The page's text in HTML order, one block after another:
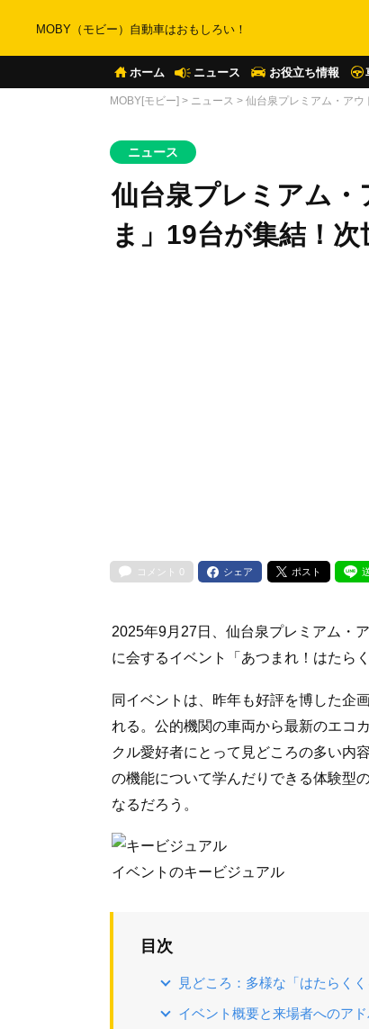
MOBY（モビー）自動車はおもしろい！
ホーム ニュース お役立ち情報
MOBY[モビー] > ニュース > 仙台泉プレミアム・ア
ニュース
仙台泉プレミアム
ま」19台が集結！
コメント 0 シェア ポスト
2025年9月27日、仙台泉プレミアム・
に会するイベント「あつまれ！はたら
同イベントは、昨年も好評を博した企
れる。公的機関の車両から最新のエコ
クル愛好者にとって見どころの多い内
の機能について学んだりできる体験型
なるだろう。
イベントのキービジュアル
目次
見どころ：多様な「はたらく
イベント概要と来場者へのア